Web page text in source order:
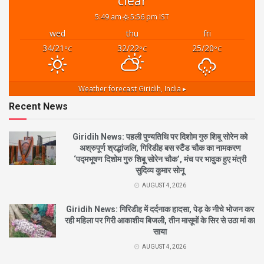
5:49 am 5:56 pm IST
wed thu
fri
34/21 °C 32/22°C 25/20°C
Weather forecast Giridih, India ▸
Recent News
Giridih News: पहली पुण्यतिथि पर दिशोम गुरु शिबू सोरेन को
अश्रुपूर्ण श्रद्धांजलि, गिरिडीह बस स्टैंड चौक का नामकरण
‘पद्मभूषण दिशोम गुरु शिबू सोरेन चौक’, मंच पर भावुक हुए मंत्री
सुदिव्य कुमार सोनू
AUGUST 4, 2026
Giridih News: गिरिडीह में दर्दनाक हादसा, पेड़ के नीचे भोजन कर
रही महिला पर गिरी आकाशीय बिजली, तीन मासूमों के सिर से उठा मां का
साया
AUGUST 4, 2026